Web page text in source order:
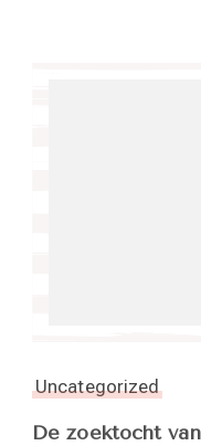
Uncategorized
De zoektocht